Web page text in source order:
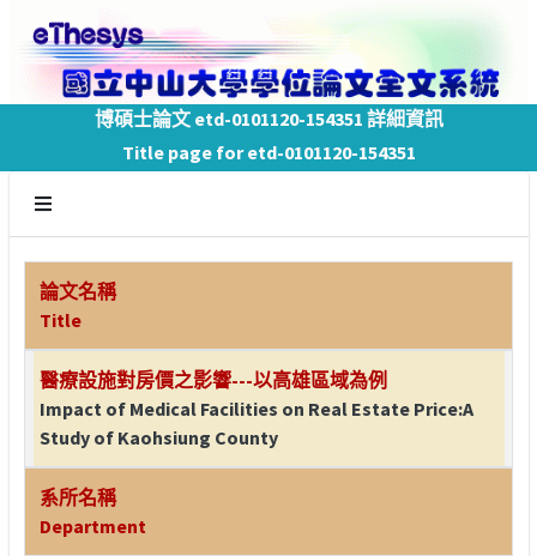
博碩士論文 etd-0101120-154351 詳細資訊
Title page for etd-0101120-154351
論文名稱
Title
醫療設施對房價之影響---以高雄區域為例
Impact of Medical Facilities on Real Estate Price:A
Study of Kaohsiung County
系所名稱
Department